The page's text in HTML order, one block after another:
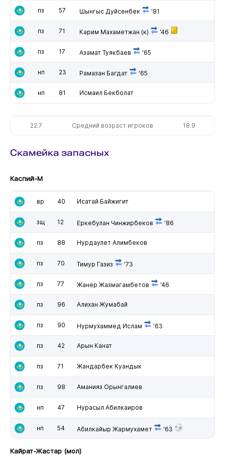
пз 57 Шынгыс Дуйсенбек '81
пз 71 Карим Махаметжан (к) '46
пз 17 Азамат Туякбаев '65
нп 23 Рамазан Багдат '65
нп 81 Исмаил Бекболат
22.7 Средний возраст игроков 18.9
Скамейка запасных
Каспий-М
вр 40 Исатай Байжигит
зщ 12 Еркебулан Чинжирбеков '86
пз 88 Нурдаулет Алимбеков
пз 70 Тимур Газиз '73
пз 77 Жанер Жазмагамбетов '46
пз 96 Алихан Жумабай
пз 90 Нурмухаммед Ислам '63
пз 42 Арын Канат
пз 71 Жандарбек Куандык
пз 98 Аманияз Орынгалиев
нп 47 Нурасыл Абилкаиров
нп 54 Абилкайыр Жармухамет '63
Кайрат-Жастар (мол)